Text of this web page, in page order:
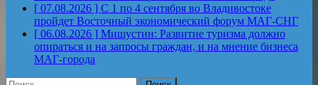
[ 07.08.2026 ] С 1 по 4 сентября во Владивостоке
пройдет Восточный экономический форум МАГ-СНГ
[ 06.08.2026 ] Мишустин: Развитие туризма должно
опираться и на запросы граждан, и на мнение бизнеса
МАГ-города
Найти: